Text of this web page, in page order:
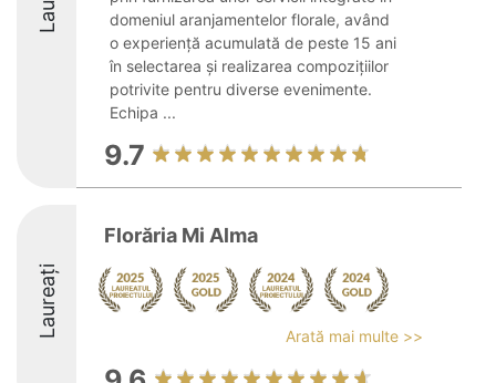
domeniul aranjamentelor florale, având
o experiență acumulată de peste 15 ani
în selectarea și realizarea compozițiilor
potrivite pentru diverse evenimente.
Echipa ...
9.7
Laureați
Florăria Mi Alma
Arată mai multe >>